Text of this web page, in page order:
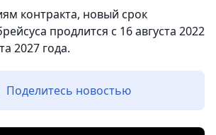
контракта, новый срок
продлится с 16 августа 2022
2027 года.
Поделитесь новостью